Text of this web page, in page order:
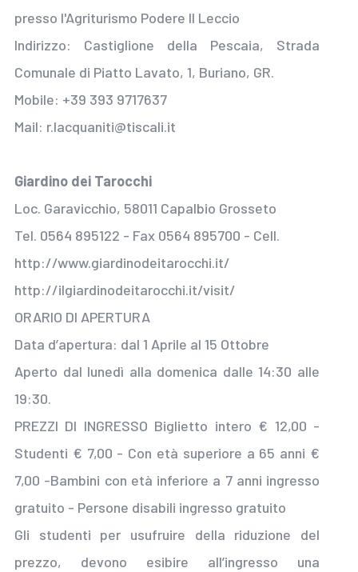
presso l'Agriturismo Podere Il Leccio
Indirizzo: Castiglione della Pescaia, Strada
Comunale di Piatto Lavato, 1, Buriano, GR.
Mobile: +39 393 9717637
Mail: r.lacquaniti@tiscali.it
Giardino dei Tarocchi
Loc. Garavicchio, 58011 Capalbio Grosseto
Tel. 0564 895122 - Fax 0564 895700 - Cell.
http://www.giardinodeitarocchi.it/
http://ilgiardinodeitarocchi.it/visit/
ORARIO DI APERTURA
Data d’apertura: dal 1 Aprile al 15 Ottobre
Aperto dal lunedì alla domenica dalle 14:30 alle
19:30.
PREZZI DI INGRESSO Biglietto intero € 12,00 -
Studenti € 7,00 - Con età superiore a 65 anni €
7,00 -Bambini con età inferiore a 7 anni ingresso
gratuito - Persone disabili ingresso gratuito
Gli studenti per usufruire della riduzione del
prezzo, devono esibire all’ingresso una